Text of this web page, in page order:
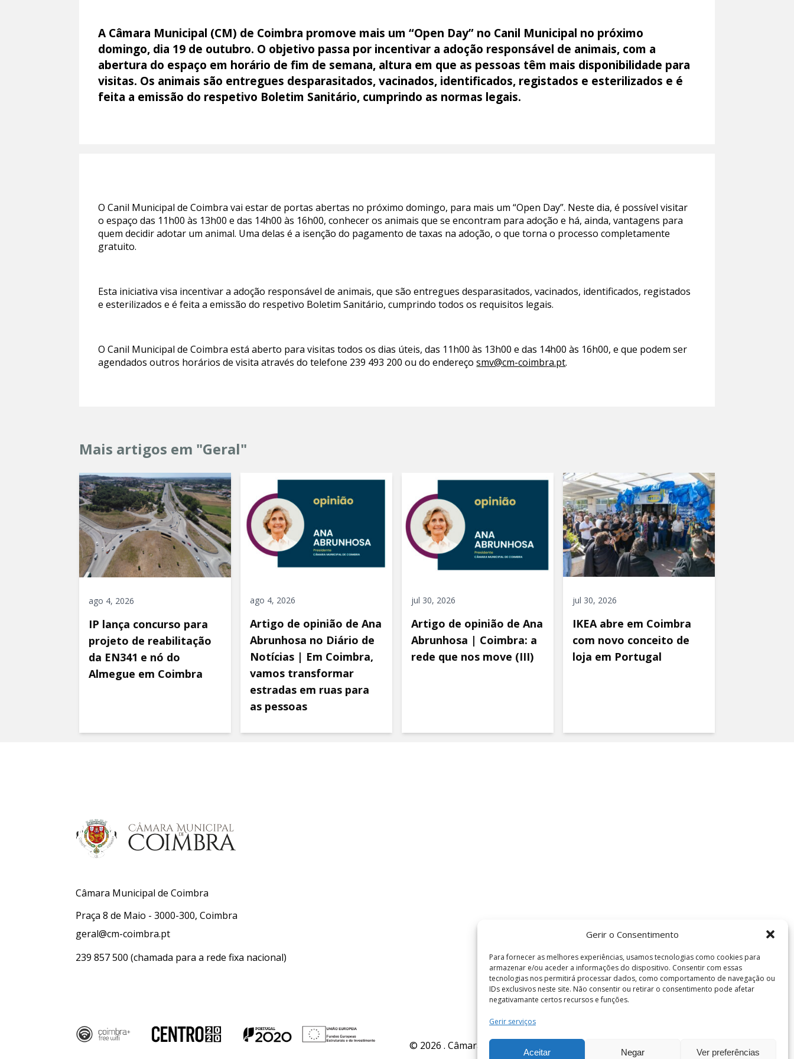
Gerir o Consentimento
Para fornecer as melhores experiências, usamos tecnologias como cookies para
armazenar e/ou aceder a informações do dispositivo. Consentir com essas
tecnologias nos permitirá processar dados, como comportamento de navegação ou
IDs exclusivos neste site. Não consentir ou retirar o consentimento pode afetar
negativamante certos recursos e funções.
Gerir serviços
Aceitar Negar Ver preferências
A Câmara Municipal (CM) de Coimbra promove mais um “Open Day” no Canil Municipal no próximo
domingo, dia 19 de outubro. O objetivo passa por incentivar a adoção responsável de animais, com a
abertura do espaço em horário de fim de semana, altura em que as pessoas têm mais disponibilidade para
visitas. Os animais são entregues desparasitados, vacinados, identificados, registados e esterilizados e é
feita a emissão do respetivo Boletim Sanitário, cumprindo as normas legais.
O Canil Municipal de Coimbra vai estar de portas abertas no próximo domingo, para mais um “Open Day”. Neste dia, é possível visitar
o espaço das 11h00 às 13h00 e das 14h00 às 16h00, conhecer os animais que se encontram para adoção e há, ainda, vantagens para
quem decidir adotar um animal. Uma delas é a isenção do pagamento de taxas na adoção, o que torna o processo completamente
gratuito.
Esta iniciativa visa incentivar a adoção responsável de animais, que são entregues desparasitados, vacinados, identificados, registados
e esterilizados e é feita a emissão do respetivo Boletim Sanitário, cumprindo todos os requisitos legais.
O Canil Municipal de Coimbra está aberto para visitas todos os dias úteis, das 11h00 às 13h00 e das 14h00 às 16h00, e que podem ser
agendados outros horários de visita através do telefone 239 493 200 ou do endereçosmv@cm-coimbra.pt.
Mais artigos em "Geral"
ago 4, 2026
IP lança concurso para
projeto de reabilitação
da EN341 e nó do
Almegue em Coimbra
ago 4, 2026
Artigo de opinião de Ana
Abrunhosa no Diário de
Notícias | Em Coimbra,
vamos transformar
estradas em ruas para
as pessoas
jul 30, 2026
Artigo de opinião de Ana
Abrunhosa | Coimbra: a
rede que nos move (III)
jul 30, 2026
IKEA abre em Coimbra
com novo conceito de
loja em Portugal
Câmara Municipal de Coimbra
Praça 8 de Maio - 3000-300, Coimbra
geral@cm-coimbra.pt
239 857 500 (chamada para a rede fixa nacional)
© 2026 . Câmara Municipal de Coimbra . Todos os direitos reservados.